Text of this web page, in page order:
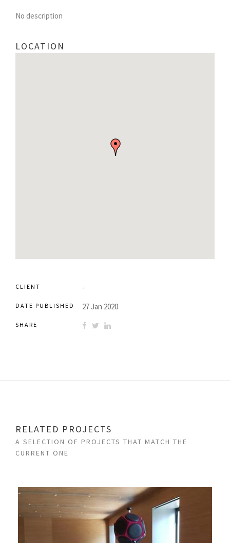
No description
LOCATION
CLIENT -
DATE PUBLISHED 27 Jan 2020
SHARE
RELATED PROJECTS
A SELECTION OF PROJECTS THAT MATCH THE
CURRENT ONE